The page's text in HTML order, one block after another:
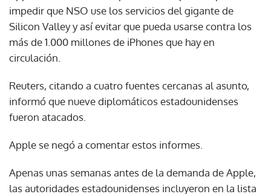
impedir que NSO use los servicios del gigante de
Silicon Valley y así evitar que pueda usarse contra los
más de 1.000 millones de iPhones que hay en
circulación.
Reuters, citando a cuatro fuentes cercanas al asunto,
informó que nueve diplomáticos estadounidenses
fueron atacados.
Apple se negó a comentar estos informes.
Apenas unas semanas antes de la demanda de Apple,
las autoridades estadounidenses incluyeron en la lista